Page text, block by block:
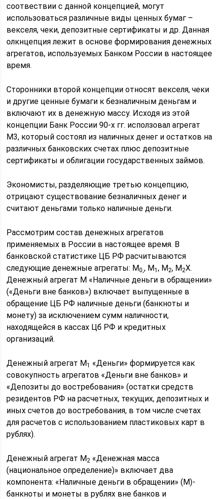
соотвествии с данной концепцией, могут
использоваться различные виды ценных бумаг –
векселя, чеки, депозитные сертификаты и др. Данная
олкнцепция лежит в основе формирования денежных
агрегатов, используемых Банком России в настоящее
время.
Сторонники второй концепции относят векселя, чеки
и другие ценные бумаги к безналичным деньгам и
включают их в денежную массу. Исходя из этой
концепции Банк России 90-х гг. исползовал агрегат
М3, который состоял из наличных денег и остатков на
различных банковских счетах плюс депозитные
сертификаты и облигации государственных займов.
Экономисты, разделяющие третью концепцию,
отрицают существование безналичных денег и
считают деньгами только наличные деньги.
Рассмотрим состав денежных агрегатов
применяемых в России в настоящее время. В
банковской статистике ЦБ РФ расчитываются
следующие денежные агрегаты: М0,, М1, М2, М2Х.
Денежный агрегат М «Наличные деньги в обращении»
(«Деньги вне банков») включает выпущенные в
обращение ЦБ РФ наличные деньги (банкноты и
монету) за исключением сумм наличности,
находящейся в кассах Цб РФ и кредитных
организаций.
Денежный агрегат М1 «Деньги» формируется как
совокупность агрегатов «Деньги вне банков» и
«Депозиты до востребования» (остатки средств
резидентов РФ на расчетных, текущих, депозитных и
иных счетов до востребования, в том числе счетах
для расчетов с использованием пластиковых карт в
рублях).
Денежный агрегат М2 «Денежная масса
(национальное определение)» включает два
компонента: «Наличные деньги в обращении» (М)-
банкноты и монеты в рублях вне банков и